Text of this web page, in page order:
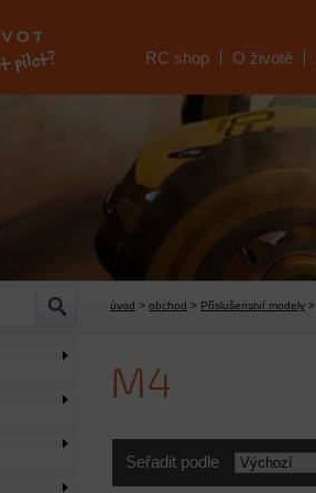
RC shop O životě
úvod > obchod > Příslušenství modely >
M4
Seřadit podle